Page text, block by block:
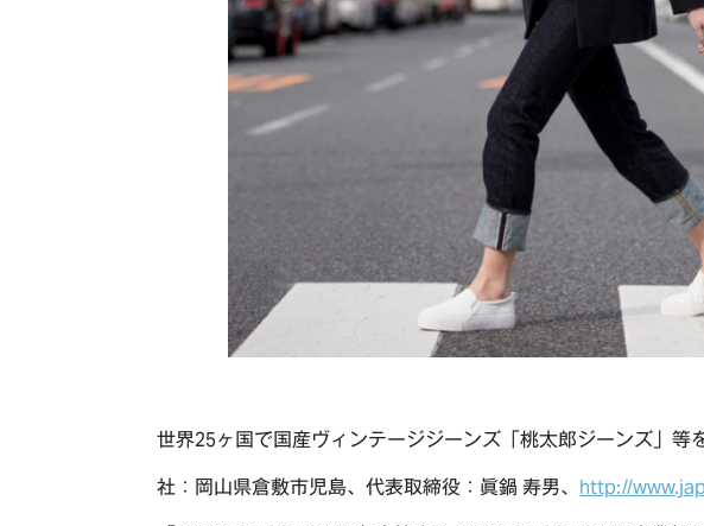
世界25ヶ国で国産ヴィンテージジーンズ「桃太郎ジーンズ」等
社：岡山県倉敷市児島、代表取締役：眞鍋 寿男、 http://